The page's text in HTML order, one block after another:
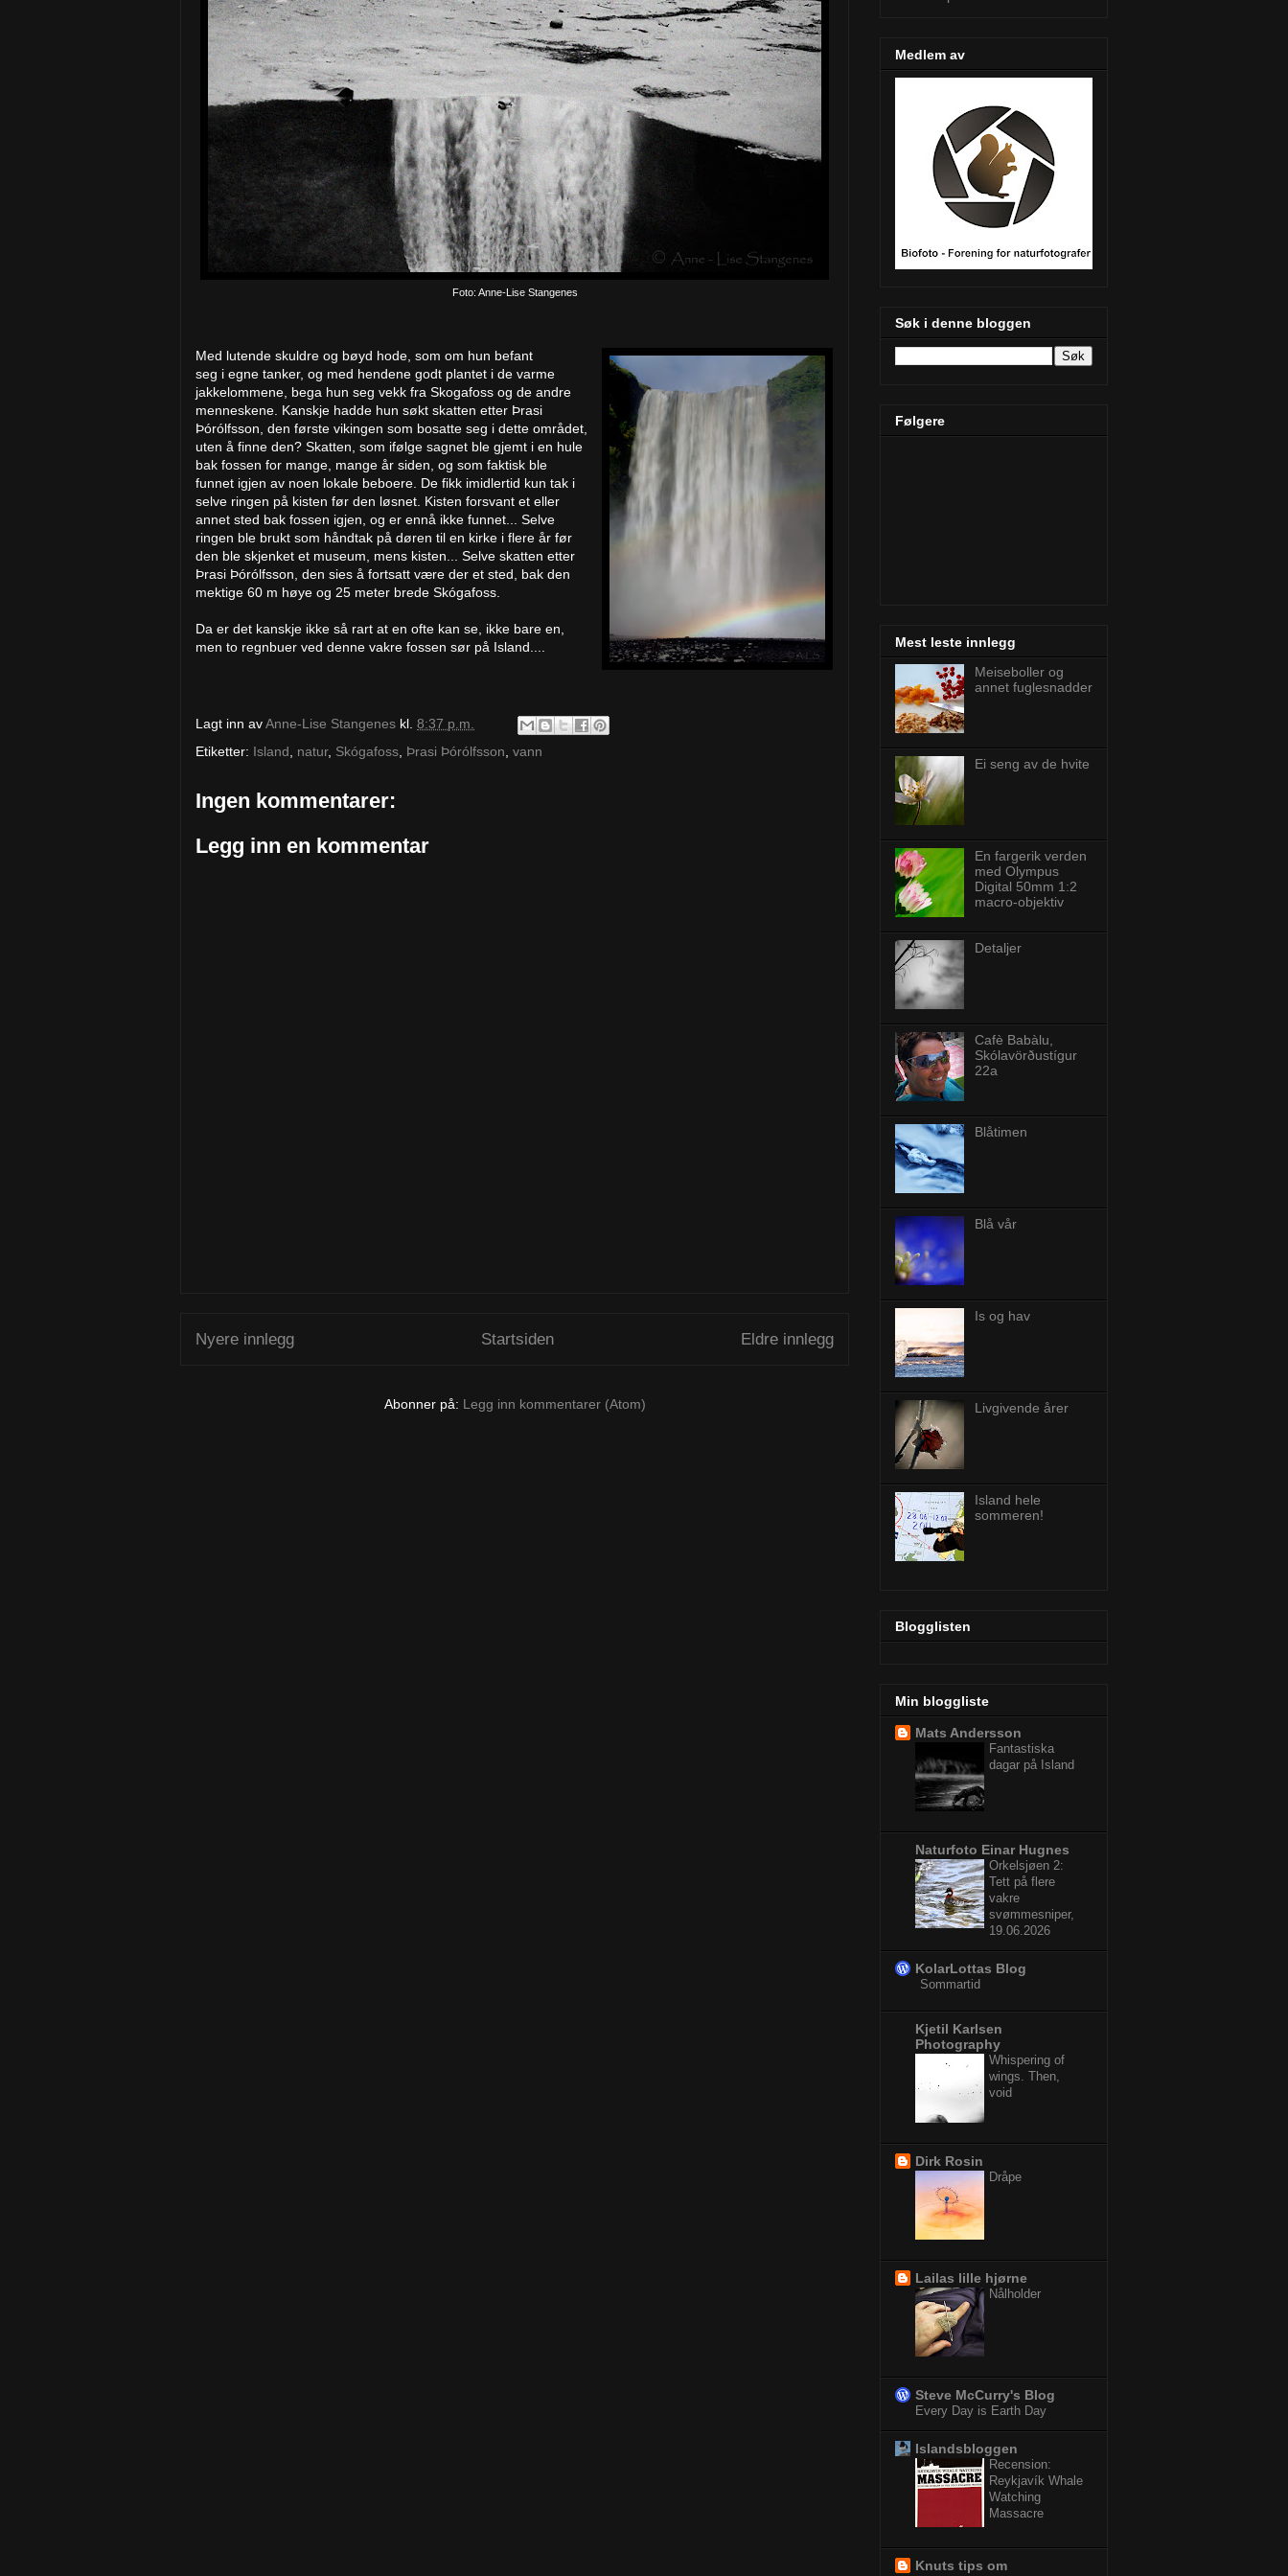
Foto: Anne-Lise Stangenes
Med lutende skuldre og bøyd hode, som om hun befant
seg i egne tanker, og med hendene godt plantet i de varme
jakkelommene, bega hun seg vekk fra Skogafoss og de andre
menneskene. Kanskje hadde hun søkt skatten etter Þrasi
Þórólfsson, den første vikingen som bosatte seg i dette området,
uten å finne den? Skatten, som ifølge sagnet ble gjemt i en hule
bak fossen for mange, mange år siden, og som faktisk ble
funnet igjen av noen lokale beboere. De fikk imidlertid kun tak i
selve ringen på kisten før den løsnet. Kisten forsvant et eller
annet sted bak fossen igjen, og er ennå ikke funnet... Selve
ringen ble brukt som håndtak på døren til en kirke i flere år før
den ble skjenket et museum, mens kisten... Selve skatten etter
Þrasi Þórólfsson, den sies å fortsatt være der et sted, bak den
mektige 60 m høye og 25 meter brede Skógafoss.
Da er det kanskje ikke så rart at en ofte kan se, ikke bare en,
men to regnbuer ved denne vakre fossen sør på Island....
Lagt inn avAnne-Lise Stangenes kl. 8:37 p.m.
Etiketter: Island natur, Skógafoss Þrasi Þórólfsson vann
Ingen kommentarer:
Legg inn en kommentar
Nyere innlegg Eldre innlegg
Startsiden
Abonner på: Legg inn kommentarer (Atom)
Medlem av
Søk i denne bloggen
Følgere
Mest leste innlegg
Meiseboller og
annet fuglesnadder
Ei seng av de hvite
En fargerik verden
med Olympus
Digital 50mm 1:2
macro-objektiv
Detaljer
Cafè Babàlu,
Skólavörðustígur
22a
Blåtimen
Blå vår
Is og hav
Livgivende årer
Island hele
sommeren!
Blogglisten
Min bloggliste
Mats Andersson
Fantastiska
dagar på Island
Naturfoto Einar Hugnes
Orkelsjøen 2:
Tett på flere
vakre
svømmesniper,
19.06.2026
KolarLottas Blog
Sommartid
Kjetil Karlsen
Photography
Whispering of
wings. Then,
void
Dirk Rosin
Dråpe
Lailas lille hjørne
Nålholder
Steve McCurry's Blog
Every Day is Earth Day
Islandsbloggen
Recension:
Reykjavík Whale
Watching
Massacre
Knuts tips om